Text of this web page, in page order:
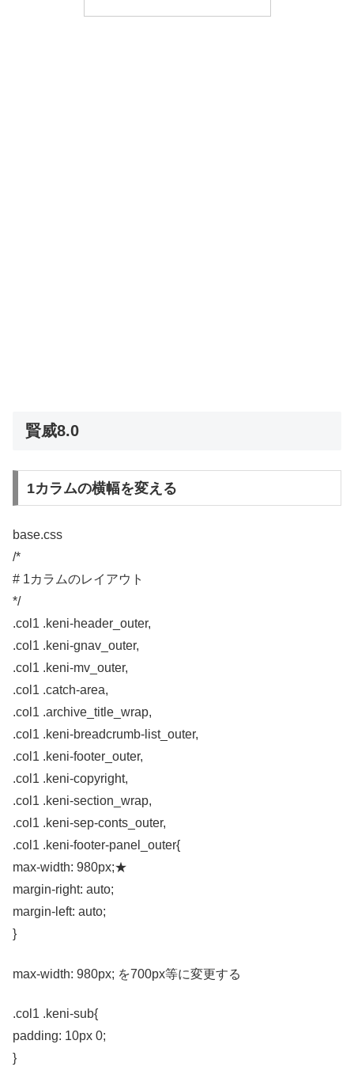
賢威8.0
1カラムの横幅を変える
base.css
/*
# 1カラムのレイアウト
*/
.col1 .keni-header_outer,
.col1 .keni-gnav_outer,
.col1 .keni-mv_outer,
.col1 .catch-area,
.col1 .archive_title_wrap,
.col1 .keni-breadcrumb-list_outer,
.col1 .keni-footer_outer,
.col1 .keni-copyright,
.col1 .keni-section_wrap,
.col1 .keni-sep-conts_outer,
.col1 .keni-footer-panel_outer{
max-width: 980px;★
margin-right: auto;
margin-left: auto;
}
max-width: 980px; を700px等に変更する
.col1 .keni-sub{
padding: 10px 0;
}